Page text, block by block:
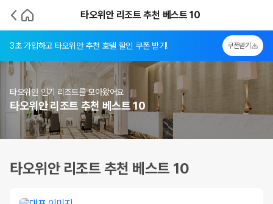
타오위안 리조트 추천 베스트 10
3초 가입하고 타오위안 추천 호텔 할인 쿠폰 받기! 쿠폰받기
타오위안 인기 리조트를 모아왔어요
타오위안 리조트 추천 베스트 10
타오위안 리조트 추천 베스트 10